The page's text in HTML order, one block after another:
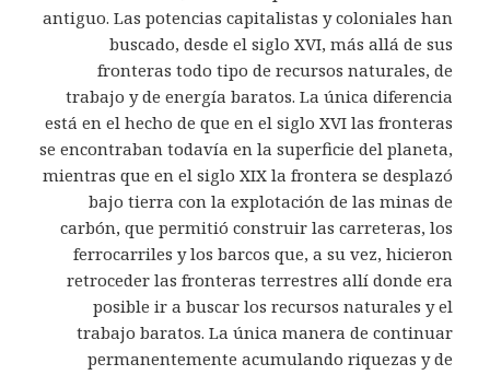
antiguo. Las potencias capitalistas y coloniales han
buscado, desde el siglo XVI, más allá de sus
fronteras todo tipo de recursos naturales, de
trabajo y de energía baratos. La única diferencia
está en el hecho de que en el siglo XVI las fronteras
se encontraban todavía en la superficie del planeta,
mientras que en el siglo XIX la frontera se desplazó
bajo tierra con la explotación de las minas de
carbón, que permitió construir las carreteras, los
ferrocarriles y los barcos que, a su vez, hicieron
retroceder las fronteras terrestres allí donde era
posible ir a buscar los recursos naturales y el
trabajo baratos. La única manera de continuar
permanentemente acumulando riquezas y de